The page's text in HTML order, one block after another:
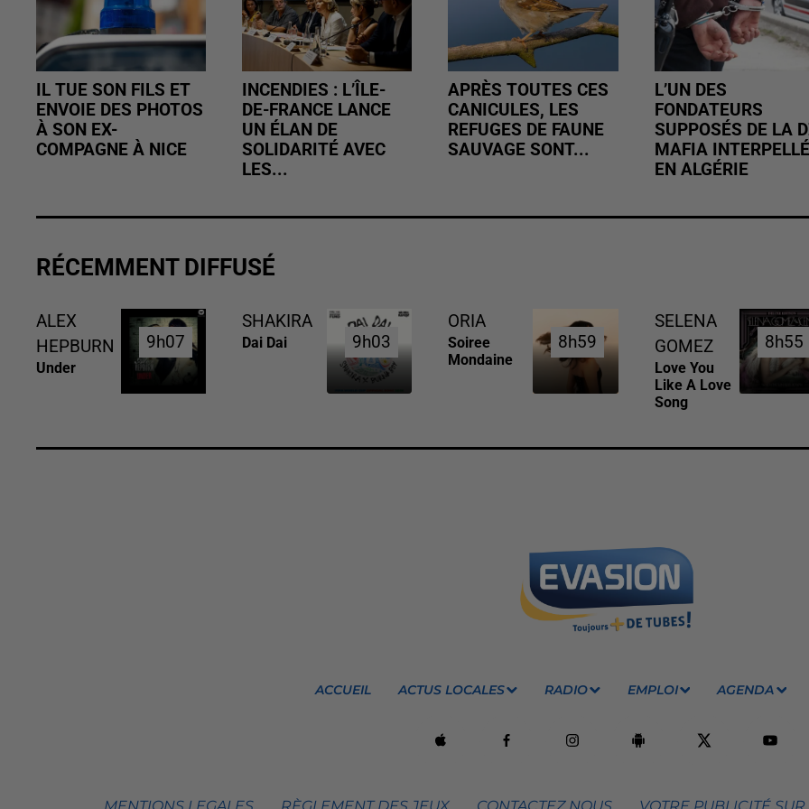
IL TUE SON FILS ET
ENVOIE DES PHOTOS
À SON EX-
COMPAGNE À NICE
INCENDIES : L’ÎLE-
DE-FRANCE LANCE
UN ÉLAN DE
SOLIDARITÉ AVEC
LES...
APRÈS TOUTES CES
CANICULES, LES
REFUGES DE FAUNE
SAUVAGE SONT...
L’UN DES
FONDATEURS
SUPPOSÉS DE LA
MAFIA INTERPELLÉ
EN ALGÉRIE
RÉCEMMENT DIFFUSÉ
ALEX
HEPBURN
Under
9h07
9h07
SHAKIRA
Dai Dai 9h03
9h03
ORIA
Soiree
Mondaine
8h59
8h59
SELENA
GOMEZ
Love You
Like A Love
Song
8h55
8h55
ACCUEIL ACTUS LOCALES RADIO EMPLOI AGENDA